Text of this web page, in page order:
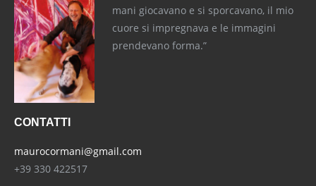
mani giocavano e si sporcavano, il mio
cuore si impregnava e le immagini
prendevano forma.”
CONTATTI
maurocormani@gmail.com
+39 330 422517